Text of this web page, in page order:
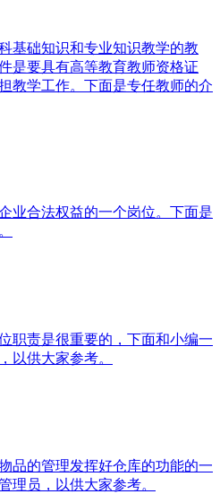
基础知识和专业知识教学的教
是要具有高等教育教师资格证
教学工作。下面是专任教师的介
业合法权益的一个岗位。下面是
职责是很重要的，下面和小编一
以供大家参考。
品的管理发挥好仓库的功能的一
理员，以供大家参考。